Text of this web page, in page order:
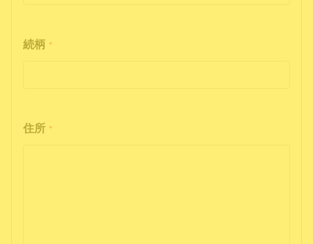
続柄 *
住所 *